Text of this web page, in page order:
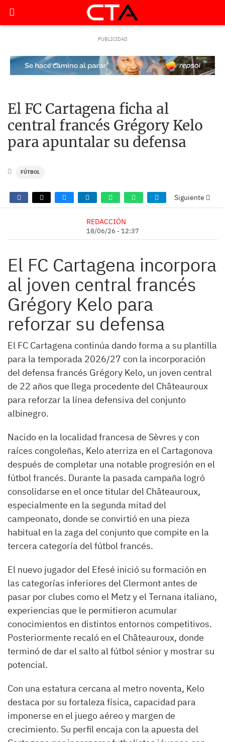
El FC Cartagena ficha al
central francés Grégory Kelo
para apuntalar su defensa
FÚTBOL
Siguiente
REDACCIÓN
18/06/26 - 12:37
El FC Cartagena incorpora
al joven central francés
Grégory Kelo para
reforzar su defensa
El FC Cartagena continúa dando forma a su plantilla
para la temporada 2026/27 con la incorporación
del defensa francés Grégory Kelo, un joven central
de 22 años que llega procedente del Châteauroux
para reforzar la línea defensiva del conjunto
albinegro.
Nacido en la localidad francesa de Sèvres y con
raíces congoleñas, Kelo aterriza en el Cartagonova
después de completar una notable progresión en el
fútbol francés. Durante la pasada campaña logró
consolidarse en el once titular del Châteauroux,
especialmente en la segunda mitad del
campeonato, donde se convirtió en una pieza
habitual en la zaga del conjunto que compite en la
tercera categoría del fútbol francés.
El nuevo jugador del Efesé inició su formación en
las categorías inferiores del Clermont antes de
pasar por clubes como el Metz y el Ternana italiano,
experiencias que le permitieron acumular
conocimientos en distintos entornos competitivos.
Posteriormente recaló en el Châteauroux, donde
terminó de dar el salto al fútbol sénior y mostrar su
potencial.
Con una estatura cercana al metro noventa, Kelo
destaca por su fortaleza física, capacidad para
imponerse en el juego aéreo y margen de
crecimiento. Su perfil encaja con la apuesta del